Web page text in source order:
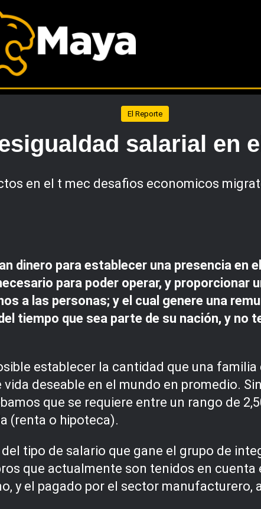
El Reporte
salarial en
dinero para establecer una presencia en
para poder operar, y proporcionar
a las personas; y el cual genere una
tiempo que sea parte de su nación, y no
establecer la cantidad que una
deseable en el mundo en promedio.
que se requiere entre un rango de
(renta o hipoteca).
tipo de salario que gane el grupo de
que actualmente son tenidos en
y el pagado por el sector manufacturero,